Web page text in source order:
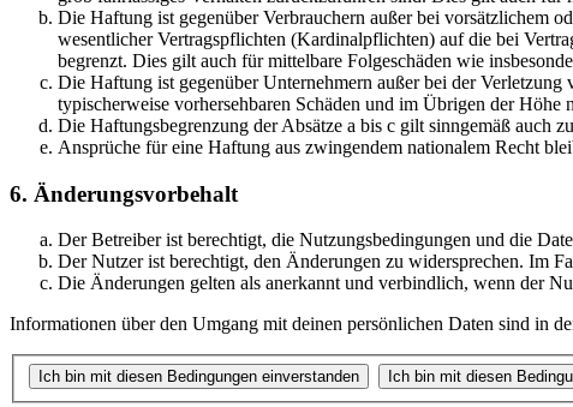
Die Haftung ist gegenüber Verbrauchern außer bei vorsätzlichem
wesentlicher Vertragspflichten (Kardinalpflichten) auf die bei
begrenzt. Dies gilt auch für mittelbare Folgeschäden wie
Die Haftung ist gegenüber Unternehmern außer bei der
typischerweise vorhersehbaren Schäden und im Übrigen der
Die Haftungsbegrenzung der Absätze a bis c gilt sinngemäß auch
Ansprüche für eine Haftung aus zwingendem nationalem Recht
6. Änderungsvorbehalt
Der Betreiber ist berechtigt, die Nutzungsbedingungen und die
Der Nutzer ist berechtigt, den Änderungen zu widersprechen. Im
Die Änderungen gelten als anerkannt und verbindlich, wenn der
Informationen über den Umgang mit deinen persönlichen Daten sind in